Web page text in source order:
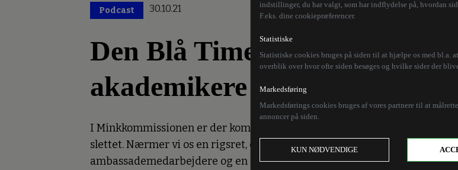
indstillinger, du har valgt, som har indflydelse på, hvordan
F.eks. dine cookiepræferencer.
Statistiske
Statistiske cookies bruges på siden til at hjælpe os med bl.a.
overblik over hvor ofte siden besøges og hvilke sider der
Markedsføring
Markedsførings cookies bruges af vores partnere til at målrette
annoncer på siden.
KUN NØDVENDIGE
Podcast 30.10.21
Den Blå Time: Rigsret med
akademikere og kinesere,
I Minkkommissionen er der kommet kulørte og artige sager frem i de
slettet. Nærmer vi os en rigsret, eller er det en storm i et glas vand? Og så
ambassademedarbejdere og en underviser på statskundskab støtter